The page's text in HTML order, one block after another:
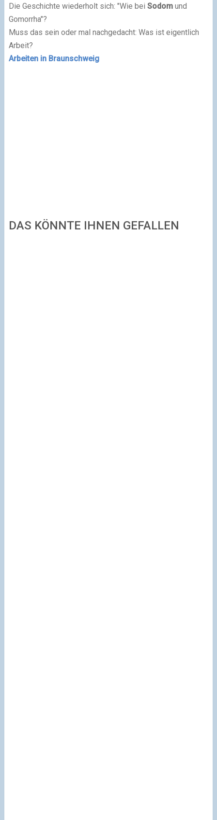
Die Geschichte wiederholt sich: "Wie bei Sodomund
Gomorrha"?
Muss das sein oder mal nachgedacht: Was ist eigentlich
Arbeit?
Arbeiten in Braunschweig
DAS KÖNNTE IHNEN GEFALLEN